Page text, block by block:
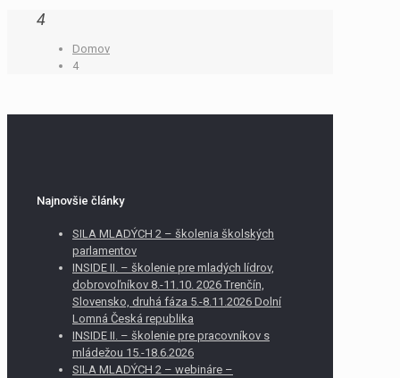
4
Domov
4
Najnovšie články
SILA MLADÝCH 2 – školenia školských
parlamentov
INSIDE II. – školenie pre mladých lídrov,
dobrovoľníkov 8.-11.10. 2026 Trenčín,
Slovensko, druhá fáza 5.-8.11.2026 Dolní
Lomná Česká republika
INSIDE II. – školenie pre pracovníkov s
mládežou 15.-18.6.2026
SILA MLADÝCH 2 – webináre –